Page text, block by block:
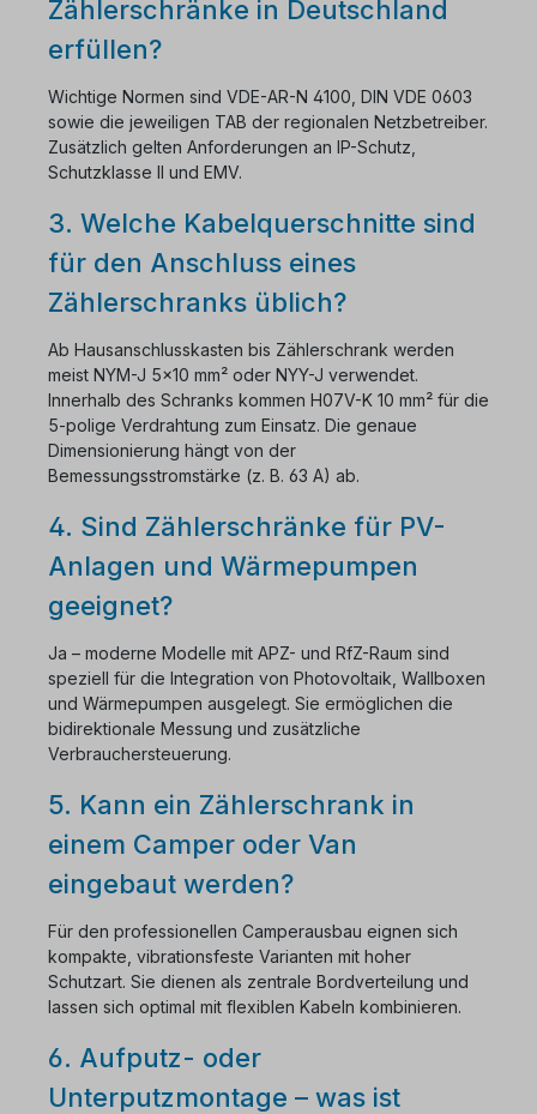
Zählerschränke in Deutschland
erfüllen?
Wichtige Normen sind VDE-AR-N 4100, DIN VDE 0603
sowie die jeweiligen TAB der regionalen Netzbetreiber.
Zusätzlich gelten Anforderungen an IP-Schutz,
Schutzklasse II und EMV.
3. Welche Kabelquerschnitte sind
für den Anschluss eines
Zählerschranks üblich?
Ab Hausanschlusskasten bis Zählerschrank werden
meist NYM-J 5×10 mm² oder NYY-J verwendet.
Innerhalb des Schranks kommen H07V-K 10 mm² für die
5-polige Verdrahtung zum Einsatz. Die genaue
Dimensionierung hängt von der
Bemessungsstromstärke (z. B. 63 A) ab.
4. Sind Zählerschränke für PV-
Anlagen und Wärmepumpen
geeignet?
Ja – moderne Modelle mit APZ- und RfZ-Raum sind
speziell für die Integration von Photovoltaik, Wallboxen
und Wärmepumpen ausgelegt. Sie ermöglichen die
bidirektionale Messung und zusätzliche
Verbrauchersteuerung.
5. Kann ein Zählerschrank in
einem Camper oder Van
eingebaut werden?
Für den professionellen Camperausbau eignen sich
kompakte, vibrationsfeste Varianten mit hoher
Schutzart. Sie dienen als zentrale Bordverteilung und
lassen sich optimal mit flexiblen Kabeln kombinieren.
6. Aufputz- oder
Unterputzmontage – was ist